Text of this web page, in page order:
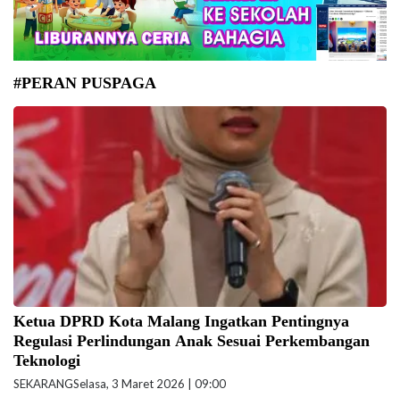
#PERAN PUSPAGA
Ketua DPRD Kota Malang Amithya Ratnanggani Sirraduhita SS. (Foto:
Ist)
Ketua DPRD Kota Malang Ingatkan Pentingnya
Regulasi Perlindungan Anak Sesuai Perkembangan
Teknologi
SEKARANGSelasa, 3 Maret 2026 | 09:00